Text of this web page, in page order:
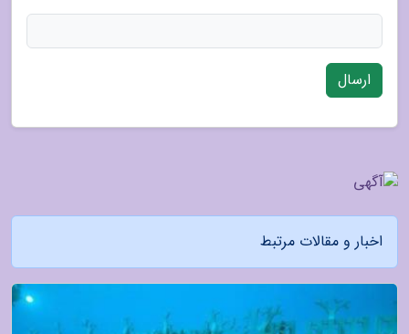
ارسال
اخبار و مقالات مرتبط